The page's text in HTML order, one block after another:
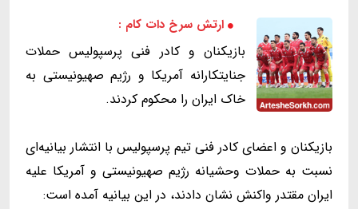
ارتش سرخ دات کام :
بازیکنان و کادر فنی پرسپولیس حملات
جنایتکارانه آمریکا و رژیم صهیونیستی به
خاک ایران را محکوم کردند.
بازیکنان و اعضای کادر فنی تیم پرسپولیس با انتشار بیانیه‌ای
نسبت به حملات وحشیانه رژیم صهیونیستی و آمریکا علیه
ایران مقتدر واکنش نشان دادند، در این بیانیه آمده است: